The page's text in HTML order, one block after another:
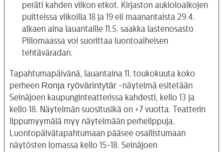
peräti kahden viikon etkot. Kirjaston aukioloaikojen
puitteissa viikoilla 18 ja 19 eli maanantaista 29.4.
alkaen aina lauantaille 11.5. saakka lastenosasto
Piilomaassa voi suorittaa luontoaiheisen
tehtäväradan.
Tapahtumapäivänä, lauantaina 11. toukokuuta koko
perheen Ronja ryövärintytär -näytelmä esitetään
Seinäjoen kaupunginteatterissa kahdesti, kello 13 ja
kello 18. Näytelmän suositusikä on +7 vuotta. Teatterin
lippumyymälä myy näytelmään perhelippuja.
Luontopäivätapahtumaan pääsee osallistumaan
näytösten lomassa kello 15-18. Seinäjoen